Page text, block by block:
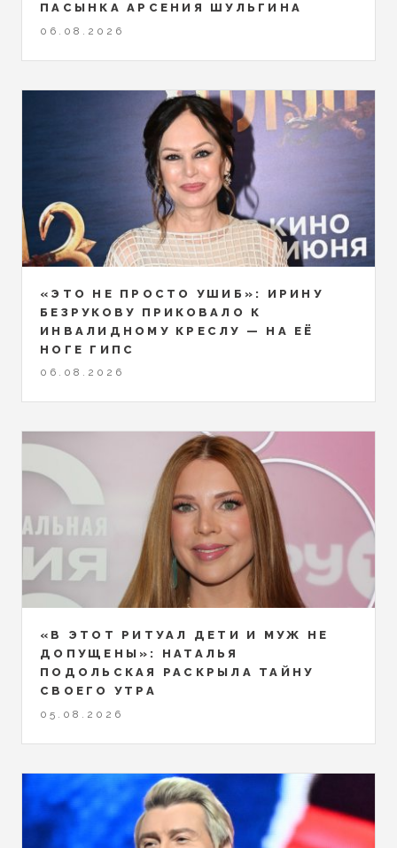
ПАСЫНКА АРСЕНИЯ ШУЛЬГИНА
06.08.2026
«ЭТО НЕ ПРОСТО УШИБ»: ИРИНУ
БЕЗРУКОВУ ПРИКОВАЛО К
ИНВАЛИДНОМУ КРЕСЛУ — НА ЕЁ
НОГЕ ГИПС
06.08.2026
«В ЭТОТ РИТУАЛ ДЕТИ И МУЖ НЕ
ДОПУЩЕНЫ»: НАТАЛЬЯ
ПОДОЛЬСКАЯ РАСКРЫЛА ТАЙНУ
СВОЕГО УТРА
05.08.2026